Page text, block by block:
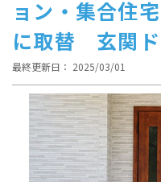
ョン・集合住
に取替 玄関ド
最終更新日： 2025/03/01